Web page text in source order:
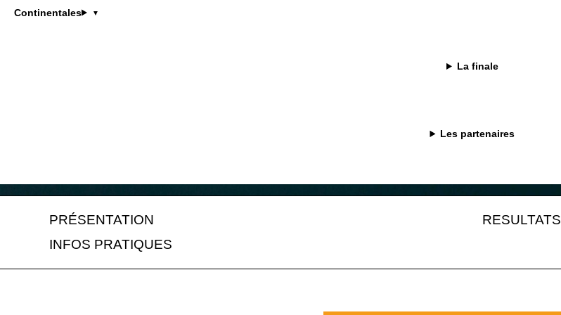
PRÉSENTATION
RESULTATS
INFOS PRATIQUES
Continentales
La finale
Les partenaires